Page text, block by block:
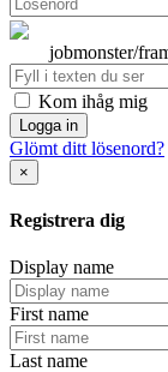
Kom ihåg mig
Logga in
Glömt ditt lösenord?
×
Registrera dig
Display name
First name
Last name